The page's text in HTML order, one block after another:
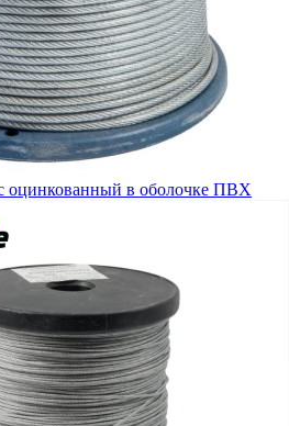
оцинкованный в оболочке ПВХ